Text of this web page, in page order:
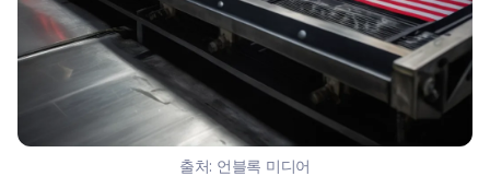
출처: 언블록 미디어